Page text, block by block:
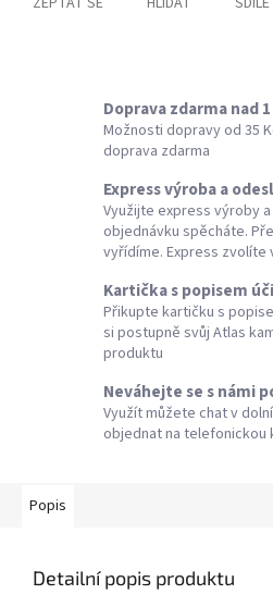
Doprava zdarma nad 1
Možnosti dopravy od 35
doprava zdarma
Express výroba a
Využijte express výroby
objednávku spěcháte.
vyřídíme. Express zvolíte
Kartička s popisem
Přikupte kartičku s
si postupně svůj Atlas
produktu
Neváhejte se s námi
Využít můžete chat v
objednat na telefonickou
Popis
Detailní popis produktu